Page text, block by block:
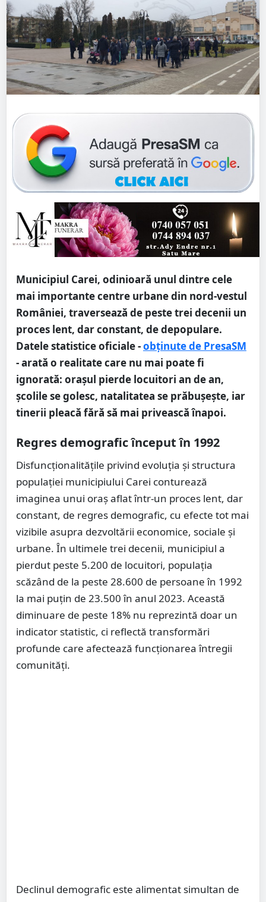
Municipiul Carei, odinioară unul dintre cele
mai importante centre urbane din nord-vestul
României, traversează de peste trei decenii un
proces lent, dar constant, de depopulare.
Datele statistice oficiale -obținute de PresaSM
- arată o realitate care nu mai poate fi
ignorată: orașul pierde locuitori an de an,
școlile se golesc, natalitatea se prăbușește, iar
tinerii pleacă fără să mai privească înapoi.
Regres demografic început în 1992
Disfuncționalitățile privind evoluția și structura
populației municipiului Carei conturează
imaginea unui oraș aflat într-un proces lent, dar
constant, de regres demografic, cu efecte tot mai
vizibile asupra dezvoltării economice, sociale și
urbane. În ultimele trei decenii, municipiul a
pierdut peste 5.200 de locuitori, populația
scăzând de la peste 28.600 de persoane în 1992
la mai puțin de 23.500 în anul 2023. Această
diminuare de peste 18% nu reprezintă doar un
indicator statistic, ci reflectă transformări
profunde care afectează funcționarea întregii
comunități.
Declinul demografic este alimentat simultan de